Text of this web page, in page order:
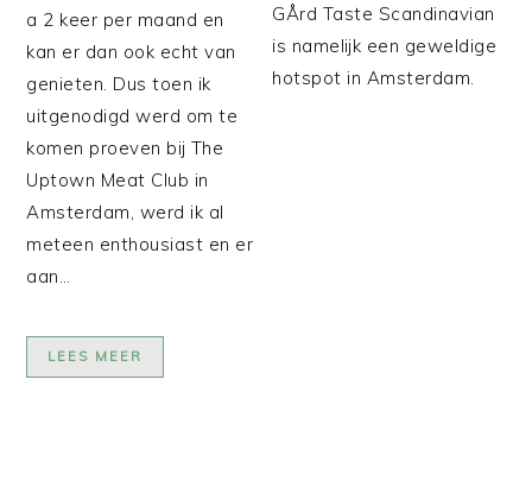
a 2 keer per maand en
kan er dan ook echt van
genieten. Dus toen ik
uitgenodigd werd om te
komen proeven bij The
Uptown Meat Club in
Amsterdam, werd ik al
meteen enthousiast en er
aan…
LEES MEER
GÅrd Taste Scandinavian
is namelijk een geweldige
hotspot in Amsterdam.